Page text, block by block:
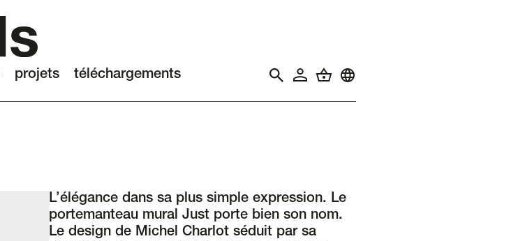
projets téléchargements
L’élégance dans sa plus simple expression. Le
portemanteau mural Just porte bien son nom.
Le design de Michel Charlot séduit par sa